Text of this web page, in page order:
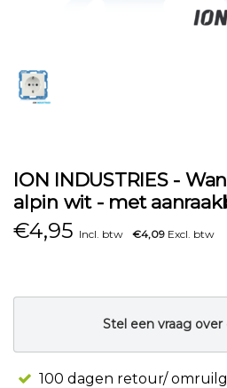
ION INDUSTRIES -
alpin wit - met
€4,95 Incl. btw €4,09 Excl. btw
Stel een vraag
100 dagen retour/